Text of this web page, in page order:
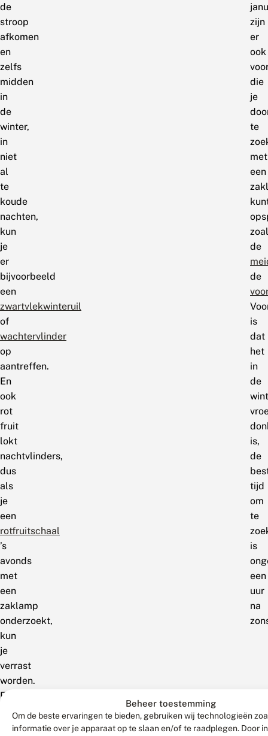
Beheer toestemming
Om de beste ervaringen te bieden, gebruiken wij technologieën
informatie over je apparaat op te slaan en/of te raadplegen. Door
de
stroop
afkomen
en
zelfs
midden
in
de
winter,
in
niet
al
te
koude
nachten,
kun
je
er
bijvoorbeeld
een
zwartvlekwinteruil
of
wachtervlinder
op
aantreffen.
En
ook
rot
fruit
lokt
nachtvlinders,
dus
als
je
een
rotfruitschaal
’s
avonds
met
een
zaklamp
onderzoekt,
kun
je
verrast
worden.
En
trouwens,
overdag
zijn
er
ook
die
je
te
met
een
de
de
is
dat
het
in
de
is,
de
tijd
om
te
is
een
uur
na